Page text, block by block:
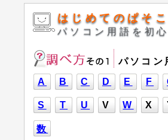
はじめてのぱそ
パソコン用語を初
パソコン
A
B C D E F
S T U V W X
数